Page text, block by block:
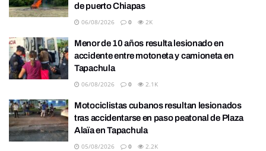
de puerto Chiapas
06/08/2026 0 2K
Menor de 10 años resulta lesionado en
accidente entre motoneta y camioneta en
Tapachula
06/08/2026 0 2.1K
Motociclistas cubanos resultan lesionados
tras accidentarse en paso peatonal de Plaza
Alaïa en Tapachula
05/08/2026 0 2.2K